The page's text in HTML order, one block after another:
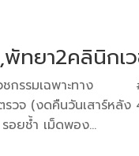
ทยา2คลินิกเ
ชกรรมเฉพาะทาง
วจ (งดคืนวันเสาร์หลั
อยช้ำ เม็ดพอง...